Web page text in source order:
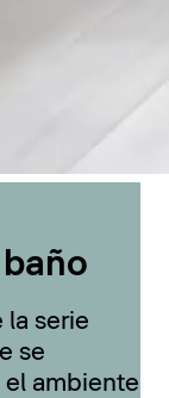
la serie
se
ambiente